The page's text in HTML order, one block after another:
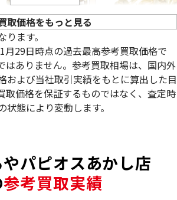
参考買取価格
2,309,300
取価格をもっと見る
ます。
29日時点の過去最高参考買取価格で
はありません。参考買取相場は、国内外
および当社取引実績をもとに算出した目
取価格を保証するものではなく、査定時
態により変動します。
パピオスあかし店
参考買取実績